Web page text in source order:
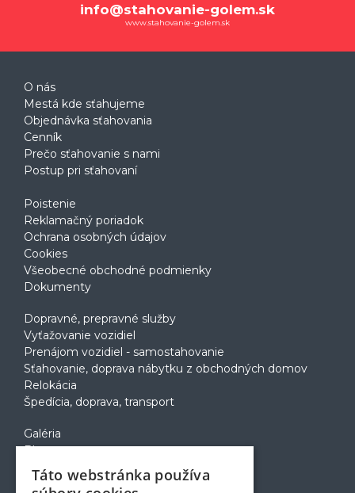
info@stahovanie-golem.sk
www.stahovanie-golem.sk
O nás
Mestá kde sťahujeme
Objednávka sťahovania
Cenník
Prečo sťahovanie s nami
Postup pri sťahovaní
Poistenie
Reklamačný poriadok
Ochrana osobných údajov
Cookies
Všeobecné obchodné podmienky
Dokumenty
Dopravné, prepravné služby
Vyťažovanie vozidiel
Prenájom vozidiel - samostahovanie
Sťahovanie, doprava nábytku z obchodných domov
Relokácia
Špedícia, doprava, transport
Galéria
Blog
Voľné pozície
Zapožičanie krabíc
Táto webstránka používa